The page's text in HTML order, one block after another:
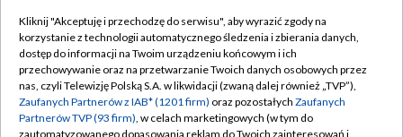
TVP
Abonament TVP
Emisja w TVP
Centrum informacji TVP
Regulamin TVP
Polityka prywatności
Moje zgody
Kliknij "Akceptuję i przechodzę do serwisu", aby wyrazić zgody na
korzystanie z technologii automatycznego śledzenia i zbierania danych,
dostęp do informacji na Twoim urządzeniu końcowym i ich
przechowywanie oraz na przetwarzanie Twoich danych osobowych przez
nas, czyli Telewizję Polską S.A. w likwidacji (zwaną dalej również „TVP”),
Zaufanych Partnerów z IAB* (1201 firm) oraz pozostałych Zaufanych
Partnerów TVP (93 firm), w celach marketingowych (w tym do
zautomatyzowanego dopasowania reklam do Twoich zainteresowań i